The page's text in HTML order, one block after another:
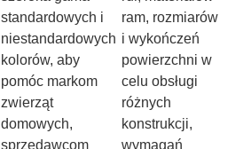
standardowych i
niestandardowych
kolorów, aby
pomóc markom
zwierząt
domowych,
sprzedawcom
ram, rozmiarów
i wykończeń
powierzchni w
celu obsługi
różnych
konstrukcji,
wymagań